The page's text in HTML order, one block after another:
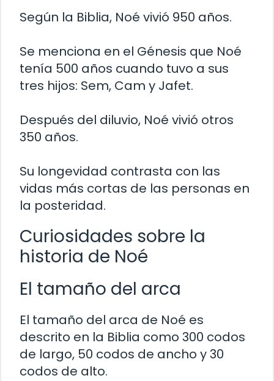
Según la Biblia, Noé vivió 950 años.
Se menciona en el Génesis que Noé
tenía 500 años cuando tuvo a sus
tres hijos: Sem, Cam y Jafet.
Después del diluvio, Noé vivió otros
350 años.
Su longevidad contrasta con las
vidas más cortas de las personas en
la posteridad.
Curiosidades sobre la
historia de Noé
El tamaño del arca
El tamaño del arca de Noé es
descrito en la Biblia como 300 codos
de largo, 50 codos de ancho y 30
codos de alto.